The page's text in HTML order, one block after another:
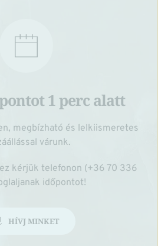
1 perc alatt
megbízható és lelkiismeretes
várunk.
kérjük telefonon (+36 70 336
időpontot!
HÍVJ MINKET